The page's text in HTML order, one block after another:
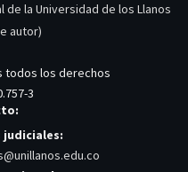
la Universidad de los Llanos
autor)
todos los derechos
3